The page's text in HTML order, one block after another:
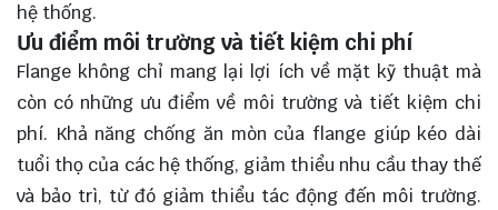
hệ thống.
Ưu điểm môi trường và tiết kiệm chi phí
Flange không chỉ mang lại lợi ích về mặt kỹ thuật mà
còn có những ưu điểm về môi trường và tiết kiệm chi
phí. Khả năng chống ăn mòn của flange giúp kéo dài
tuổi thọ của các hệ thống, giảm thiểu nhu cầu thay thế
và bảo trì, từ đó giảm thiểu tác động đến môi trường.